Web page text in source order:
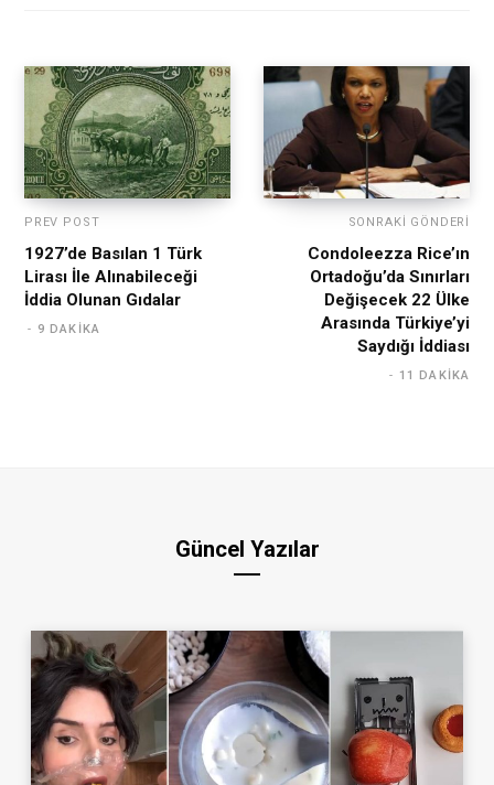
PREV POST
1927’de Basılan 1 Türk
Lirası İle Alınabileceği
İddia Olunan Gıdalar
9 DAKIKA
SONRAKI GÖNDERI
Condoleezza Rice’ın
Ortadoğu’da Sınırları
Değişecek 22 Ülke
Arasında Türkiye’yi
Saydığı İddiası
11 DAKIKA
Güncel Yazılar